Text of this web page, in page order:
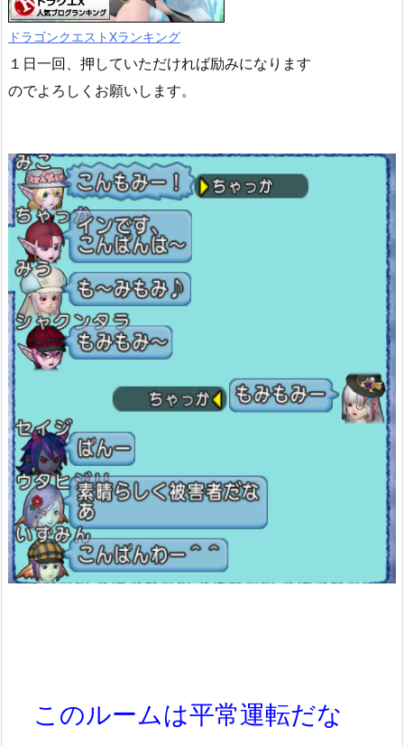
ドラゴンクエストXランキング
１日一回、押していただければ励みになります
のでよろしくお願いします。
このルームは平常運転だな